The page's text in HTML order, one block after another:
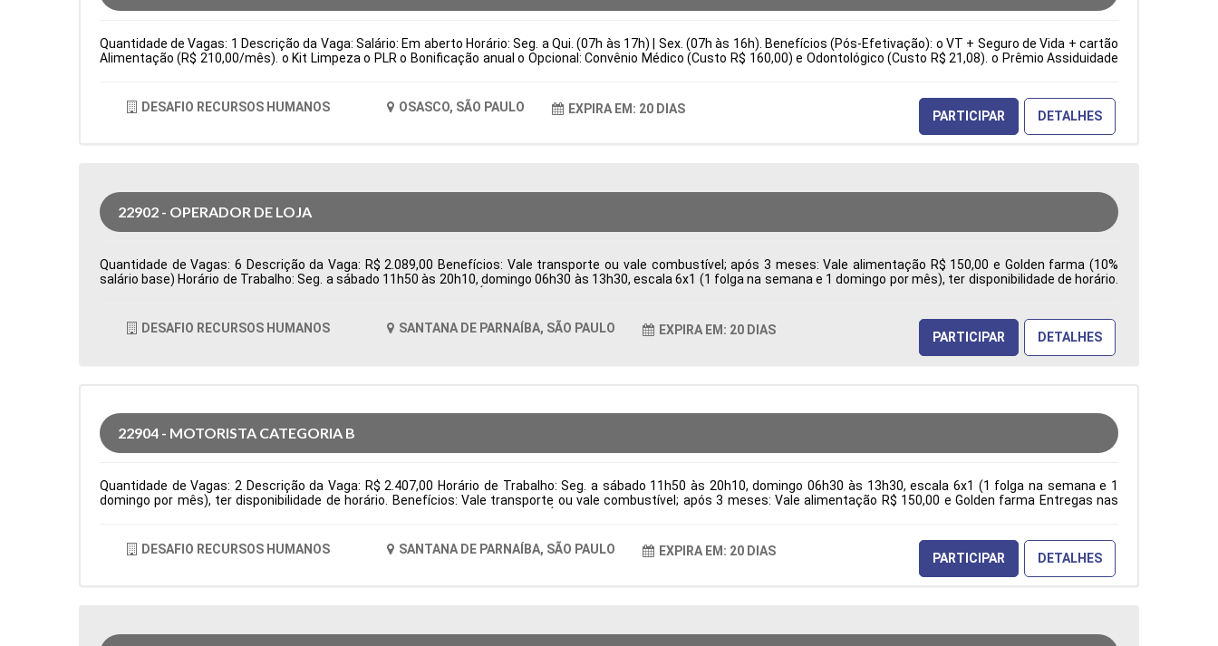
Quantidade de Vagas: 1 Descrição da Vaga: Salário: Em aberto Horário: Seg. a Qui. (07h às 17h) | Sex. (07h às 16h). Benefícios (Pós-Efetivação): o VT + Seguro de Vida + cartão
Alimentação (R$ 210,00/mês). o Kit Limpeza o PLR o Bonificação anual o Opcional: Convênio Médico (Custo R$ 160,00) e Odontológico (Custo R$ 21,08). o Prêmio Assiduidade
de contratação: Temporário Cidade: Osasco, SP, Brasil Área de Atuação: Produção Período: Formação Acadêmica: Características Comportamentais:
DESAFIO RECURSOS HUMANOS OSASCO, SÃO PAULO EXPIRA EM: 20 DIAS PARTICIPAR DETALHES
22902 - OPERADOR DE LOJA
Quantidade de Vagas: 6 Descrição da Vaga: R$ 2.089,00 Benefícios: Vale transporte ou vale combustível; após 3 meses: Vale alimentação R$ 150,00 e Golden farma (10%
salário base) Horário de Trabalho: Seg. a sábado 11h50 às 20h10, domingo 06h30 às 13h30, escala 6x1 (1 folga na semana e 1 domingo por mês), ter disponibilidade de horário.
DESAFIO RECURSOS HUMANOS SANTANA DE PARNAÍBA, SÃO PAULO EXPIRA EM: 20 DIAS PARTICIPAR DETALHES
22904 - MOTORISTA CATEGORIA B
Quantidade de Vagas: 2 Descrição da Vaga: R$ 2.407,00 Horário de Trabalho: Seg. a sábado 11h50 às 20h10, domingo 06h30 às 13h30, escala 6x1 (1 folga na semana e 1
domingo por mês), ter disponibilidade de horário. Benefícios: Vale transporte ou vale combustível; após 3 meses: Vale alimentação R$ 150,00 e Golden farma Entregas nas
DESAFIO RECURSOS HUMANOS SANTANA DE PARNAÍBA, SÃO PAULO EXPIRA EM: 20 DIAS PARTICIPAR DETALHES